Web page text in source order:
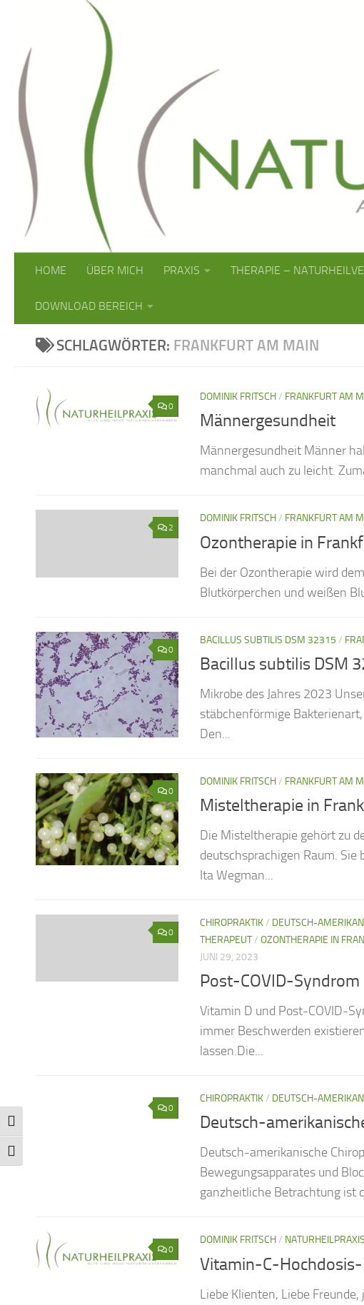
Umschalten auf hohe Kontraste
Schrift vergrößern
Zum Inhalt springen
HOME ÜBER MICH PRAXIS THERAPIE –
DOWNLOAD BEREICH
SCHLAGWÖRTER: FRANKFURT AM MAIN
0
DOMINIK FRITSCH/ FRANKFURT AM
Männergesundheit
Männergesundheit Männer
manchmal auch zu leicht.
2
DOMINIK FRITSCH/ FRANKFURT AM
Ozontherapie in
Bei der Ozontherapie wird
Blutkörperchen und weißen
0
BACILLUS SUBTILIS DSM 32315 /
Bacillus subtilis DSM
Mikrobe des Jahres 2023
stäbchenförmige
Den...
0
DOMINIK FRITSCH/ FRANKFURT AM
Misteltherapie in
Die Misteltherapie gehört zu
deutschsprachigen Raum.
Ita Wegman...
0
CHIROPRAKTIK/ DEUTSCH-
THERAPEUT/ OZONTHERAPIE IN
JUNI 29, 2023
Post-COVID-Syndrom
Vitamin D und Post-COVID-
immer Beschwerden
lassen.Die...
0
CHIROPRAKTIK/ DEUTSCH-
Deutsch-
Deutsch-amerikanische
Bewegungsapparates und
ganzheitliche Betrachtung ist
0
DOMINIK FRITSCH/ NATURHEILPRAXIS
Vitamin-C-
Liebe Klienten, Liebe